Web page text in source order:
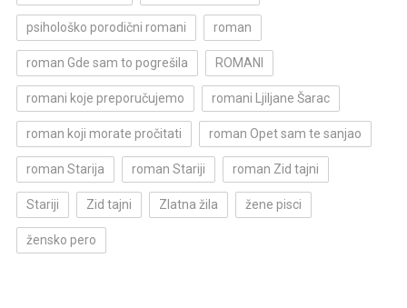
psihološko porodični romani roman
roman Gde sam to pogrešila ROMANI
romani koje preporučujemo romani Ljiljane Šarac
roman koji morate pročitati roman Opet sam te sanjao
roman Starija roman Stariji roman Zid tajni
Stariji Zid tajni Zlatna žila žene pisci
žensko pero